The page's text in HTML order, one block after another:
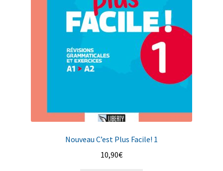
Nouveau C’est Plus Facile! 1
10,90€